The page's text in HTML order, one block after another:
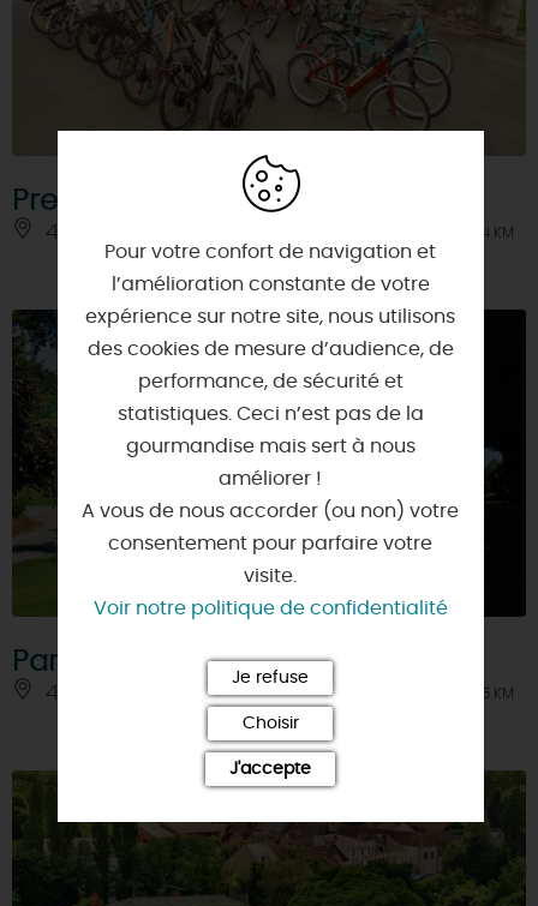
Presta'Roo
45230 - CHATILLON-COLIGNY À 0.4 KM
Parc Coligny
45230 - CHATILLON-COLIGNY À 0.5 KM
Pour votre confort de navigation et
l’amélioration constante de votre
expérience sur notre site, nous utilisons
des cookies de mesure d’audience, de
performance, de sécurité et
statistiques. Ceci n’est pas de la
gourmandise mais sert à nous
améliorer !
A vous de nous accorder (ou non) votre
consentement pour parfaire votre
visite.
Voir notre politique de confidentialité
Je refuse
Choisir
J'accepte